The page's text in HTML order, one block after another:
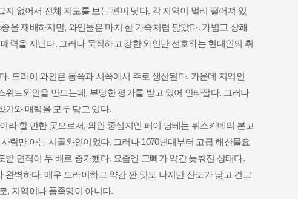
기와 매력을 모두 담고 있다.
, 지역이나 품족명이 아니다.